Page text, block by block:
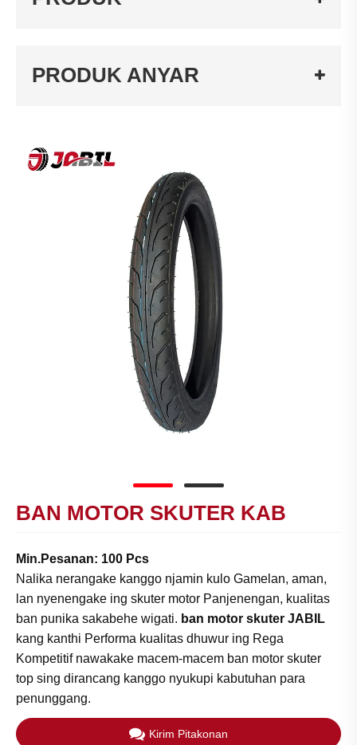
PRODUK ANYAR
BAN MOTOR SKUTER KAB
Min.Pesanan: 100 Pcs
Nalika nerangake kanggo njamin kulo Gamelan, aman,
lan nyenengake ing skuter motor Panjenengan, kualitas
ban punika sakabehe wigati. ban motor skuter JABIL
kang kanthi Performa kualitas dhuwur ing Rega
Kompetitif nawakake macem-macem ban motor skuter
top sing dirancang kanggo nyukupi kabutuhan para
penunggang.​
Kirim Pitakonan